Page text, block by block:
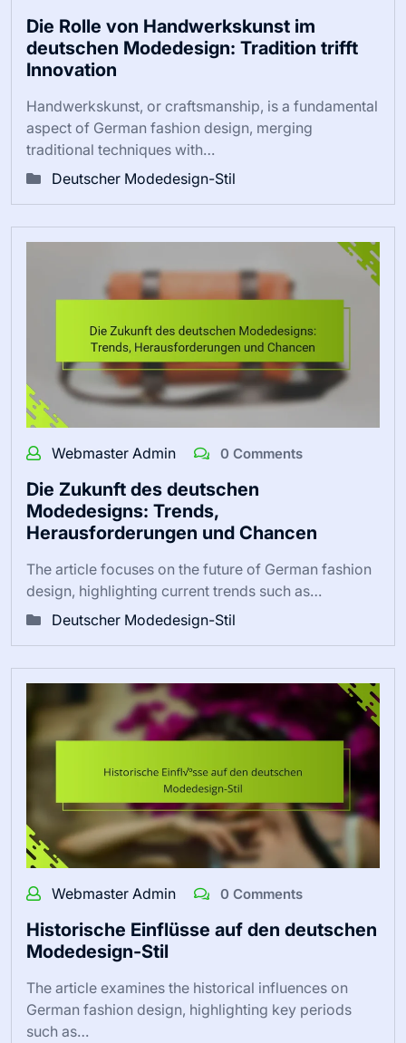
Die Rolle von Handwerkskunst im
deutschen Modedesign: Tradition trifft
Innovation
Handwerkskunst, or craftsmanship, is a fundamental
aspect of German fashion design, merging
traditional techniques with…
Deutscher Modedesign-Stil
Webmaster Admin 0 Comments
Die Zukunft des deutschen
Modedesigns: Trends,
Herausforderungen und Chancen
The article focuses on the future of German fashion
design, highlighting current trends such as…
Deutscher Modedesign-Stil
Webmaster Admin 0 Comments
Historische Einflüsse auf den deutschen
Modedesign-Stil
The article examines the historical influences on
German fashion design, highlighting key periods
such as…